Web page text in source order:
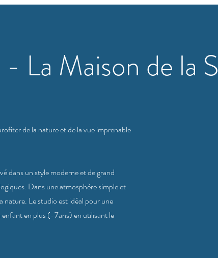
- La Maison de la
de la nature et de la vue imprenable
dans un style moderne et de grand
Dans une atmosphère simple et
nature. Le studio est idéal pour une
enfant en plus (-7ans) en utilisant le